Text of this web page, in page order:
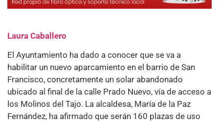
Laura Caballero
El Ayuntamiento ha dado a conocer que se va a
habilitar un nuevo aparcamiento en el barrio de San
Francisco, concretamente un solar abandonado
ubicado al final de la calle Prado Nuevo, vía de acceso a
los Molinos del Tajo. La alcaldesa, María de la Paz
Fernández, ha afirmado que serán 160 plazas de uso